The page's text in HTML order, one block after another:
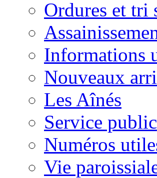
Ordures et tri
Informations
Nouveaux
Les Aînés
Service public
Numéros
Vie